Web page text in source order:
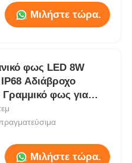
Μιλήστε τώρα.
φως LED 8W
Αδιάβροχο
Γραμμικό φως για
φωτισμό σήραγγας
Μιλήστε τώρα.